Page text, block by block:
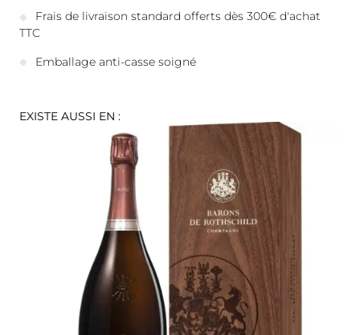
Frais de livraison standard offerts dès 300€ d'achat
TTC
Emballage anti-casse soigné
EXISTE AUSSI EN :